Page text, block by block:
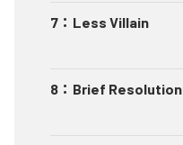
7 ： Less Villain
8 ： Brief Resolution